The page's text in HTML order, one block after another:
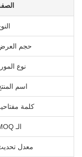
الصفة
النوع
حجم العرض
نوع المورد
اسم المنتج
كلمة مفتاحية
الـ MOQ
معدل تحديث